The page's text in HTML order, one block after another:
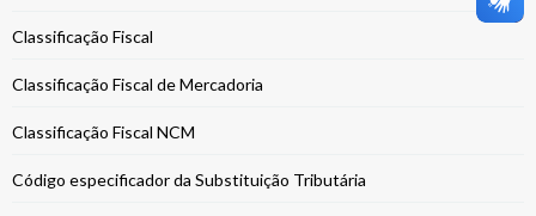
Classificação Fiscal
Classificação Fiscal de Mercadoria
Classificação Fiscal NCM
Código especificador da Substituição Tributária